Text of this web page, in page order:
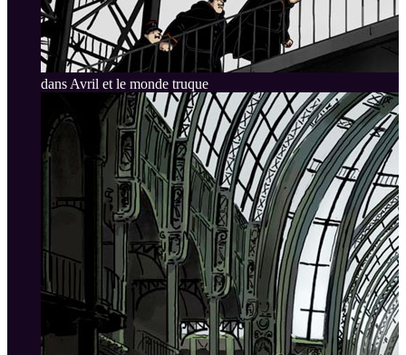
dans Avril et le monde truque